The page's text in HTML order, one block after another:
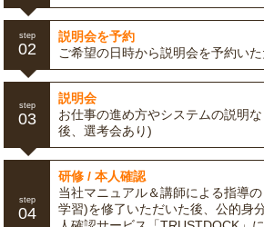
step
02
説明会を予約
ご希望の日時から説明会を予約いた
step
03
説明会
お仕事の進め方やシステムの説明
後、選考会あり)
step
04
研修 / 本人確認
当社マニュアル＆講師による指導
学習)を修了いただいた後、公的身